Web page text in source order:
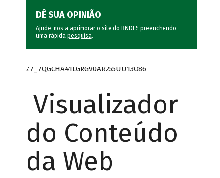
DÊ SUA OPINIÃO
Ajude-nos a aprimorar o site do BNDES preenchendo
uma rápida pesquisa.
Z7_7QGCHA41LGRG90AR255UU13O86
Visualizador
do Conteúdo
da Web